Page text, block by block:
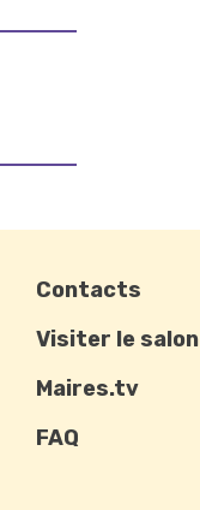
Contacts
Visiter le salon
Maires.tv
FAQ